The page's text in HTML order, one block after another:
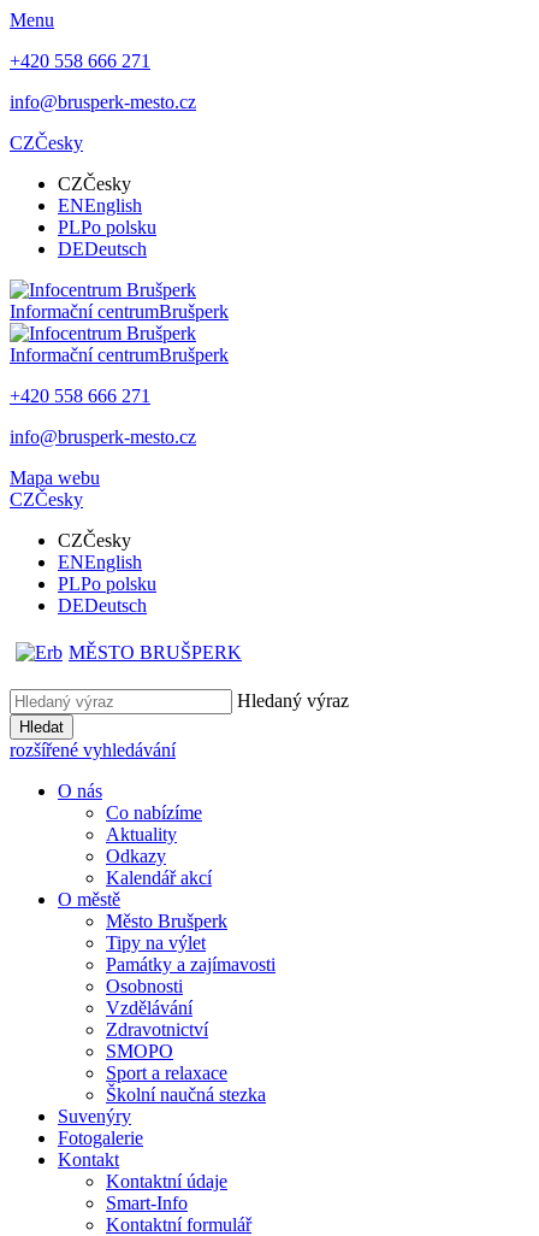
Menu
+420 558 666 271
info@brusperk-mesto.cz
CZČesky
CZČesky
ENEnglish
PLPo polsku
DEDeutsch
Informační centrumBrušperk
Informační centrumBrušperk
+420 558 666 271
info@brusperk-mesto.cz
Mapa webu
CZČesky
CZČesky
ENEnglish
PLPo polsku
DEDeutsch
MĚSTO BRUŠPERK
Hledaný výraz
Hledat
rozšířené vyhledávání
O nás
Co nabízíme
Aktuality
Odkazy
Kalendář akcí
O městě
Město Brušperk
Tipy na výlet
Památky a zajímavosti
Osobnosti
Vzdělávání
Zdravotnictví
SMOPO
Sport a relaxace
Školní naučná stezka
Suvenýry
Fotogalerie
Kontakt
Kontaktní údaje
Smart-Info
Kontaktní formulář